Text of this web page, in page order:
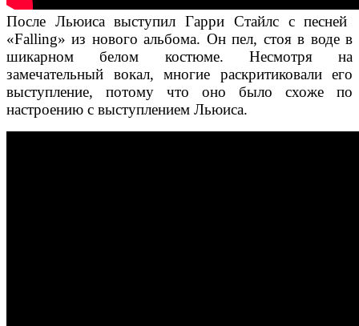
После Льюиса выступил Гарри Стайлс с песней
«Falling» из нового альбома. Он пел, стоя в воде в
шикарном белом костюме. Несмотря на
замечательный вокал, многие раскритиковали его
выступление, потому что оно было схоже по
настроению с выступлением Льюиса.